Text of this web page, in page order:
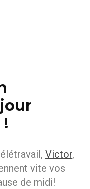
Victor,
vite vos
de midi!